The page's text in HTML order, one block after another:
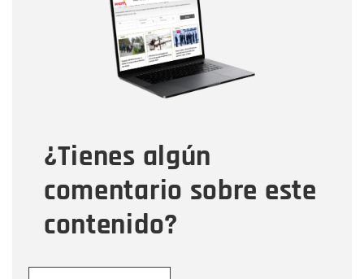
¿Tienes algún
comentario sobre este
contenido?
Correo electrónico
Tipo de comentario
Mensaje